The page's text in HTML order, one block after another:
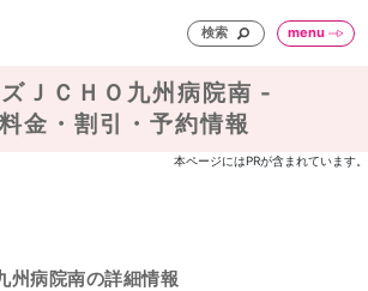
検索 menu
ＪＣＨＯ九州病院南 -
金・割引・予約情報
本ページにはPRが含まれています。
州病院南の詳細情報